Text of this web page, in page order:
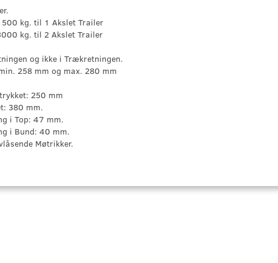
kg. til 1 Akslet Trailer
kg. til 2 Akslet Trailer
og ikke i Trækretningen.
258 mm og max. 280 mm
250 mm
380 mm.
i Top: 47 mm.
i Bund: 40 mm.
Møtrikker.